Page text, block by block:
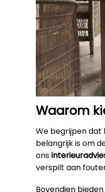
Waarom
We begrijpen dat
belangrijk is om
ons
verspilt aan
Bovendien